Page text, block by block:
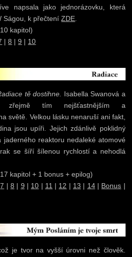
napsala jako jednorázovku, která
Ságou, k přečteníZDE
kapitol)
|8 |9 | 10
tě dostihne. Isabella Swanová a
zřejmě tím nejšťastnějším a
světě. Velkou lásku nenaruší ani fakt,
jsou upíři. Jejich zdánlivě poklidný
reaktoru nedaleké atomové
se šíří šílenou rychlostí a nehodlá
kapitol + 1 bonus + epilog)
7 |8 | 9 | 10 | 11 | 12 | 13 | 14| Bonus |
je tvor na vyšší úrovni než člověk.